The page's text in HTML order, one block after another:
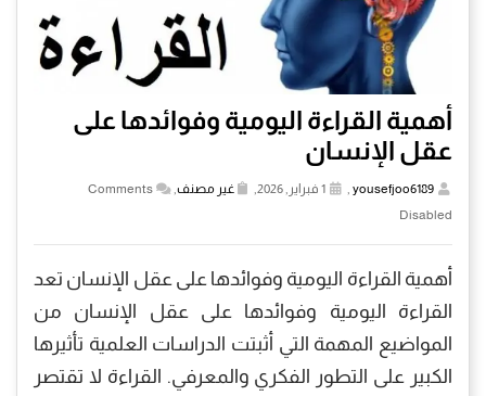
أهمية القراءة اليومية وفوائدها على
عقل الإنسان
yousefjoo6189
, غير مصنف,
Comments
Disabled
أهمية القراءة اليومية وفوائدها على عقل الإنسان تعد
القراءة اليومية وفوائدها على عقل الإنسان من
المواضيع المهمة التي أثبتت الدراسات العلمية تأثيرها
الكبير على التطور الفكري والمعرفي. القراءة لا تقتصر